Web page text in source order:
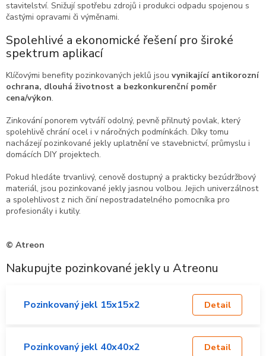
stavitelství. Snižují spotřebu zdrojů i produkci odpadu spojenou s
častými opravami či výměnami.
Spolehlivé a ekonomické řešení pro široké
spektrum aplikací
Klíčovými benefity pozinkovaných jeklů jsou vynikající antikorozní
ochrana, dlouhá životnost a bezkonkurenční poměr
cena/výkon.
Zinkování ponorem vytváří odolný, pevně přilnutý povlak, který
spolehlivě chrání ocel i v náročných podmínkách. Díky tomu
nacházejí pozinkované jekly uplatnění ve stavebnictví, průmyslu i
domácích DIY projektech.
Pokud hledáte trvanlivý, cenově dostupný a prakticky bezúdržbový
materiál, jsou pozinkované jekly jasnou volbou. Jejich univerzálnost
a spolehlivost z nich činí nepostradatelného pomocníka pro
profesionály i kutily.
© Atreon
Nakupujte pozinkované jekly u Atreonu
Pozinkovaný jekl 15x15x2 Detail
Pozinkovaný jekl 40x40x2 Detail